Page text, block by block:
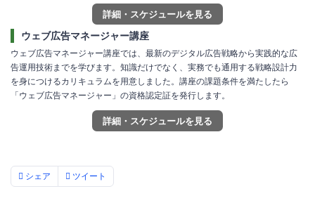
詳細・スケジュールを見る
ウェブ広告マネージャー講座
ウェブ広告マネージャー講座では、最新のデジタル広告戦略から実践的な広
告運用技術までを学びます。知識だけでなく、実務でも通用する戦略設計力
を身につけるカリキュラムを用意しました。講座の課題条件を満たしたら
「ウェブ広告マネージャー」の資格認定証を発行します。
詳細・スケジュールを見る
シェア ツイート